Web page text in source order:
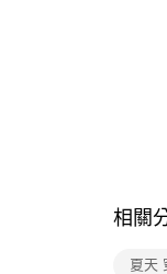
相關
夏天